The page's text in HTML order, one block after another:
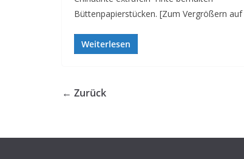
Büttenpapierstücken. [Zum Vergrößern auf
Weiterlesen
← Zurück